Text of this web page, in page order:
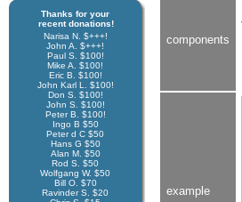
Thanks for your
recent donations!
Narisa N. $+++!
John A. $+++!
Paul S. $100!
Mike A. $100!
Eric B. $100!
John Karl L. $100!
Don S. $100!
John S. $100!
Peter B. $100!
Ingo B $50
Peter d C $50
Hans G $50
Alan M. $50
Rod S. $50
Wolfgang W. $50
Bill O. $70
Ravinder S. $20
components
example